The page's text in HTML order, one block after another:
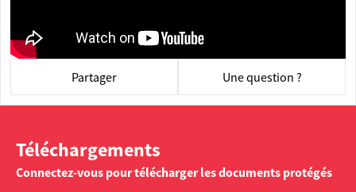
Partager Une question ?
Téléchargements
Connectez-vous pour télécharger les documents protégés